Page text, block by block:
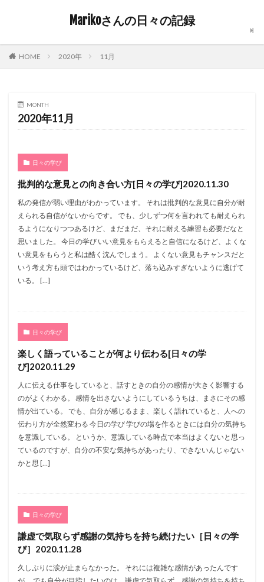
Marikoさんの日々の記録
HOME 2020年 11月
MONTH
2020年11月
日々の学び
批判的な意見との向き合い方[日々の学び]2020.11.30
私の発信が弱い理由がわかっています。 それは批判的な意見に自分が耐
えられる自信がないからです。 でも、少しずつ何を言われても耐えられ
るようになりつつあるけど、まだまだ、それに耐える練習も必要だなと
思いました。 今日の学び いい意見をもらえると自信になるけど、よくな
い意見をもらうと私は酷く沈んでしまう。 よくない意見もチャンスだと
いう考え方も頭ではわかっているけど、落ち込みすぎないように逃げて
いる。 […]
日々の学び
楽しく語っていることが何より伝わる[日々の学
び]2020.11.29
人に伝える仕事をしていると、話すときの自分の感情が大きく影響する
のがよくわかる。 感情を出さないようにしているうちは、まさにその感
情が出ている。 でも、自分が感じるまま、楽しく語れていると、人への
伝わり方が全然変わる 今日の学び 学びの場を作るときには自分の気持ち
を意識している。 というか、意識している時点で本当はよくないと思っ
ているのですが、自分の不安な気持ちがあったり、できないんじゃない
かと思 […]
日々の学び
謙虚で気取らず感謝の気持ちを持ち続けたい［日々の学
び］2020.11.28
久しぶりに涙が止まらなかった。 それには複雑な感情があったんです